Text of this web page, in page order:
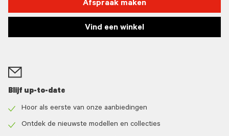
Afspraak maken
Vind een winkel
Blijf up-to-date
icon
Hoor als eerste van onze aanbiedingen
Ontdek de nieuwste modellen en collecties